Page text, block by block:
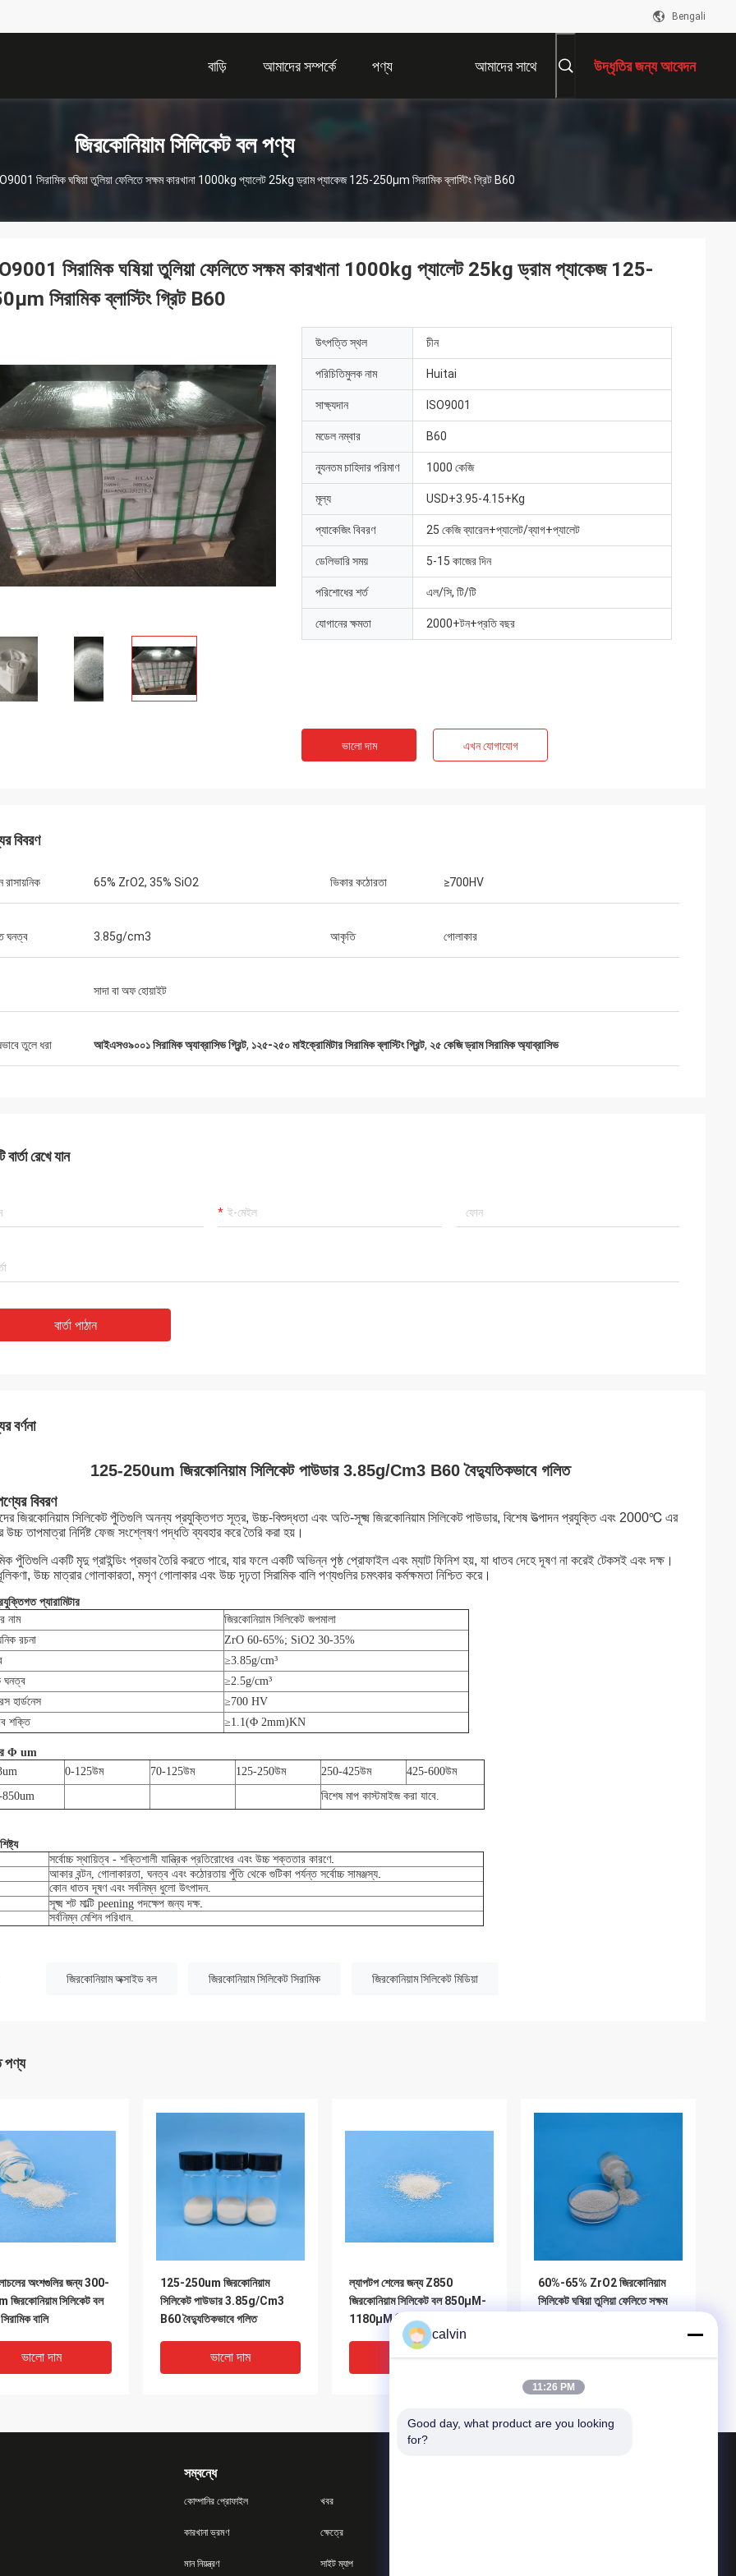
Bengali
বাড়ি আমাদের সম্পর্কে পণ্য আমাদের সাথে উদ্ধৃতির জন্য আবেদন
জিরকোনিয়াম সিলিকেট বল পণ্য
সিরামিক ঘষিয়া তুলিয়া ফেলিতে সক্ষম কারখানা 1000kg প্যালেট 25kg ড্রাম প্যাকেজ 125-250μm সিরামিক ব্লাস্টিং গ্রিট B60
সিরামিক ঘষিয়া তুলিয়া ফেলিতে সক্ষম কারখানা 1000kg প্যালেট 25kg ড্রাম প্যাকেজ 125-
সিরামিক ব্লাস্টিং গ্রিট B60
উৎপত্তি স্থল চীন
পরিচিতিমুলক নাম Huitai
সাক্ষ্যদান ISO9001
মডেল নম্বার B60
ন্যূনতম চাহিদার পরিমাণ 1000 কেজি
মূল্য USD+3.95-4.15+Kg
প্যাকেজিং বিবরণ 25 কেজি ব্যারেল+প্যালেট/ব্যাগ+প্যালেট
ডেলিভারি সময় 5-15 কাজের দিন
পরিশোধের শর্ত এল/সি, টি/টি
যোগানের ক্ষমতা 2000+টন+প্রতি বছর
ভালো দাম এখন যোগাযোগ
বিবরণ
রাসায়নিক 65% ZrO2, 35% SiO2 ভিকার কঠোরতা ≥700HV
ঘনত্ব 3.85g/cm3 আকৃতি গোলাকার
সাদা বা অফ হোয়াইট
তুলে ধরা আইএসও৯০০১ সিরামিক অ্যাব্রাসিভ গ্রিন্ট, ১২৫-২৫০ মাইক্রোমিটার সিরামিক ব্লাস্টিং গ্রিন্ট, ২৫ কেজি ড্রাম সিরামিক অ্যাব্রাসিভ
বার্তা রেখে যান
বার্তা পাঠান
বর্ণনা
125-250um জিরকোনিয়াম সিলিকেট পাউডার 3.85g/Cm3 B60 বৈদ্যুতিকভাবে গলিত
বিবরণ
জিরকোনিয়াম সিলিকেট পুঁতিগুলি অনন্য প্রযুক্তিগত সূত্র, উচ্চ-বিশুদ্ধতা এবং অতি-সূক্ষ্ম জিরকোনিয়াম সিলিকেট পাউডার, বিশেষ উত্পাদন প্রযুক্তি এবং 2000℃ এর
উচ্চ তাপমাত্রা নির্দিষ্ট ফেজ সংশ্লেষণ পদ্ধতি ব্যবহার করে তৈরি করা হয়।
পুঁতিগুলি একটি মৃদু গ্রাইন্ডিং প্রভাব তৈরি করতে পারে, যার ফলে একটি অভিন্ন পৃষ্ঠ প্রোফাইল এবং ম্যাট ফিনিশ হয়, যা ধাতব দেহে দূষণ না করেই টেকসই এবং দক্ষ।
উচ্চ মাত্রার গোলাকারতা, মসৃণ গোলাকার এবং উচ্চ দৃঢ়তা সিরামিক বালি পণ্যগুলির চমৎকার কর্মক্ষমতা নিশ্চিত করে।
প্যারামিটার
নাম
জিরকোনিয়াম সিলিকেট জপমালা
রচনা
ZrO 60-65%; SiO2 30-35%
≥3.85g/cm³
ঘনত্ব
≥2.5g/cm³
হার্ডনেস
≥700 HV
শক্তি
≥1.1(Φ 2mm)KN
Φ um
0-125উম 70-125উম 125-250উম 250-425উম 425-600উম
850um
বিশেষ মাপ কাস্টমাইজ করা যাবে.
সর্বোচ্চ স্থায়িত্ব - শক্তিশালী যান্ত্রিক প্রতিরোধের এবং উচ্চ শক্ততার কারণে.
আকার বন্টন, গোলাকারতা, ঘনত্ব এবং কঠোরতায় পুঁতি থেকে গুটিকা পর্যন্ত সর্বোচ্চ সামঞ্জস্য
কোন ধাতব দূষণ এবং সর্বনিম্ন ধুলো উৎপাদন.
সূক্ষ্ম শট মাল্টি peening পদক্ষেপ জন্য দক্ষ.
সর্বনিম্ন মেশিন পরিধান.
জিরকোনিয়াম অক্সাইড বল জিরকোনিয়াম সিলিকেট সিরামিক জিরকোনিয়াম সিলিকেট মিডিয়া
পণ্য
অংশগুলির জন্য 300-
সিলিকেট বল
বালি
ভালো দাম
125-250um জিরকোনিয়াম
সিলিকেট পাউডার 3.85g/Cm3
B60 বৈদ্যুতিকভাবে গলিত
ভালো দাম
ল্যাপটপ শেলের জন্য Z850
জিরকোনিয়াম সিলিকেট বল 850μM-
1180μM গ্রিট ব্লাস্টিং মিডিয়া
ভালো দাম
60%-65% ZrO2 জিরকোনিয়াম
সিলিকেট ঘষিয়া তুলিয়া ফেলিতে সক্ষম
ভালো দাম
সম্বন্ধে
কোম্পানির প্রোফাইল
কারখানা ভ্রমণ
মান নিয়ন্ত্রণ
খবর
ক্ষেত্রে
সাইট ম্যাপ
calvin
11:26 PM
Good day, what product are you looking
for?